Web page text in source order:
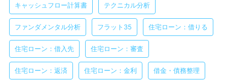
キャッシュフロー計算書 テクニカル分析
ファンダメンタル分析 フラット35 住宅ローン：借りる
住宅ローン：借入先 住宅ローン：審査
住宅ローン：返済 住宅ローン：金利 借金・債務整理